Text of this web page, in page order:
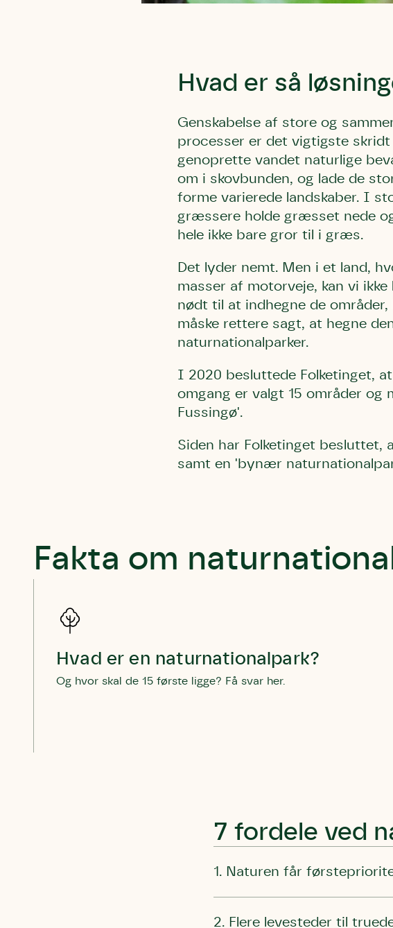
Hvad er så
Genskabelse af store og
processer er det vigtigste
genoprette vandet naturlige
om i skovbunden, og lade de
forme varierede landskaber. I
græssere holde græsset nede
hele ikke bare gror til i græs.
Det lyder nemt. Men i et land,
masser af motorveje, kan vi
nødt til at indhegne de
måske rettere sagt, at hegne
naturnationalparker.
I 2020 besluttede Folketinget,
omgang er valgt 15 områder og
Fussingø'.
Siden har Folketinget besluttet,
samt en 'bynær
Fakta om
Hvad er en naturnationalpark?
Og hvor skal de 15 første ligge? Få svar her.
7 fordele ved
1. Naturen får
2. Flere levesteder til